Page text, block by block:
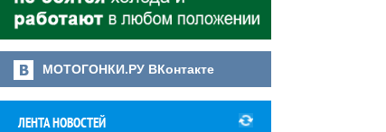
МОТОГОНКИ.РУ ВКонтакте
ЛЕНТА НОВОСТЕЙ